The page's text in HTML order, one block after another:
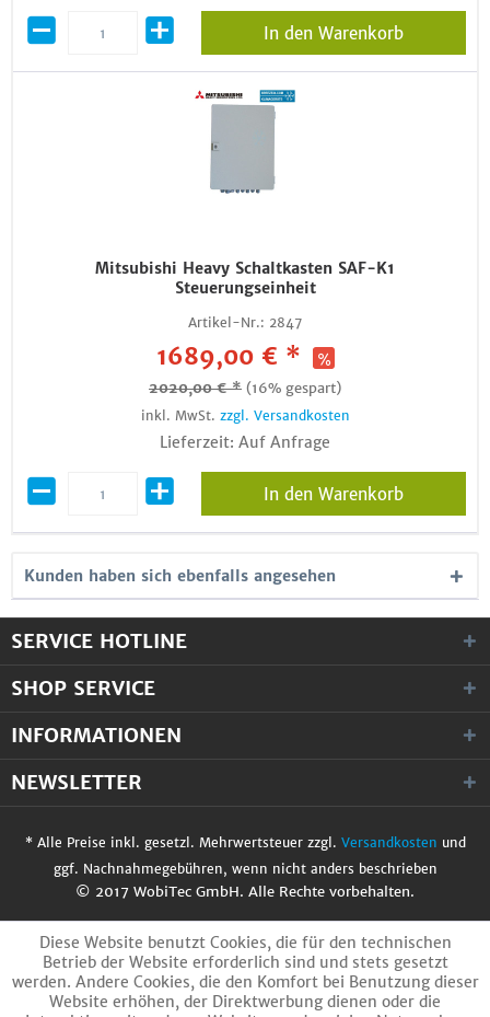
In den Warenkorb
Mitsubishi Heavy Schaltkasten SAF-K1
Steuerungseinheit
Artikel-Nr.: 2847
1689,00 € *
2020,00 € * (16% gespart)
inkl. MwSt. zzgl. Versandkosten
Lieferzeit: Auf Anfrage
In den Warenkorb
Kunden haben sich ebenfalls angesehen
SERVICE HOTLINE
SHOP SERVICE
INFORMATIONEN
NEWSLETTER
* Alle Preise inkl. gesetzl. Mehrwertsteuer zzgl. Versandkosten und
ggf. Nachnahmegebühren, wenn nicht anders beschrieben
© 2017 WobiTec GmbH. Alle Rechte vorbehalten.
Diese Website benutzt Cookies, die für den technischen
Betrieb der Website erforderlich sind und stets gesetzt
werden. Andere Cookies, die den Komfort bei Benutzung dieser
Website erhöhen, der Direktwerbung dienen oder die